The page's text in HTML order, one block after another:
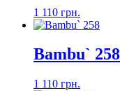
1 110 грн.
Bambu` 258
1 110 грн.